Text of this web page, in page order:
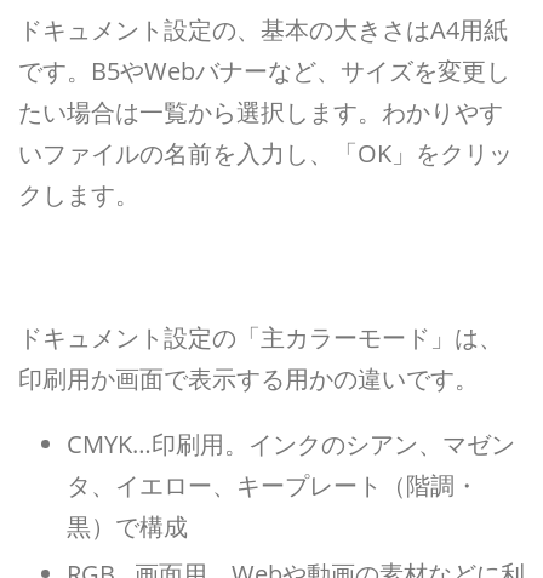
ドキュメント設定の、基本の大きさはA4用紙
です。B5やWebバナーなど、サイズを変更し
たい場合は一覧から選択します。わかりやす
いファイルの名前を入力し、「OK」をクリッ
クします。
ドキュメント設定の「主カラーモード」は、
印刷用か画面で表示する用かの違いです。
CMYK…印刷用。インクのシアン、マゼン
タ、イエロー、キープレート（階調・
黒）で構成